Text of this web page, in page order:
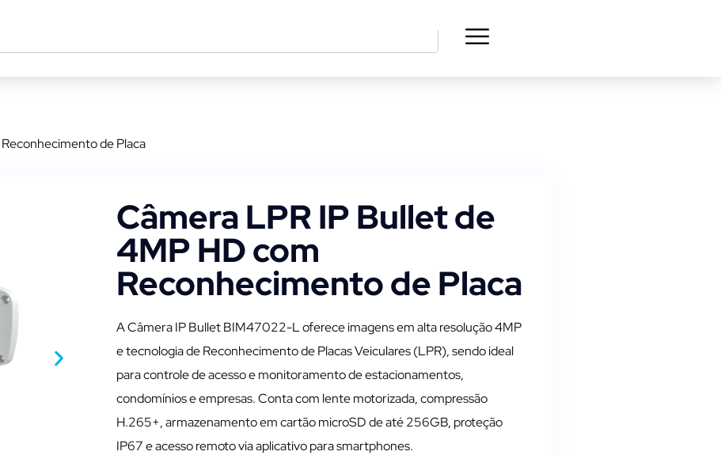
de Placa
Câmera LPR IP Bullet de
4MP HD com
Reconhecimento de Placa
A Câmera IP Bullet BIM47022-L oferece imagens em alta resolução 4MP
e tecnologia de Reconhecimento de Placas Veiculares (LPR), sendo ideal
para controle de acesso e monitoramento de estacionamentos,
condomínios e empresas. Conta com lente motorizada, compressão
H.265+, armazenamento em cartão microSD de até 256GB, proteção
IP67 e acesso remoto via aplicativo para smartphones.